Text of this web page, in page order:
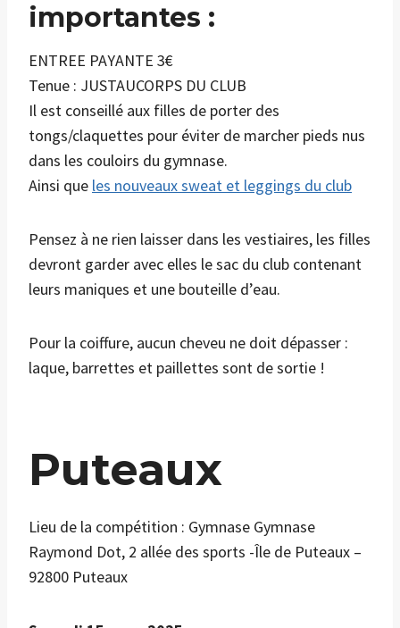
importantes :
ENTREE PAYANTE 3€
Tenue : JUSTAUCORPS DU CLUB
Il est conseillé aux filles de porter des
tongs/claquettes pour éviter de marcher pieds nus
dans les couloirs du gymnase.
Ainsi que les nouveaux sweat et leggings du club
Pensez à ne rien laisser dans les vestiaires, les filles
devront garder avec elles le sac du club contenant
leurs maniques et une bouteille d’eau.
Pour la coiffure, aucun cheveu ne doit dépasser :
laque, barrettes et paillettes sont de sortie !
Puteaux
Lieu de la compétition : Gymnase Gymnase
Raymond Dot, 2 allée des sports -Île de Puteaux –
92800 Puteaux